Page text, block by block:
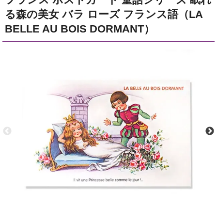
る森の美女 バラ ローズ フランス語（LA
BELLE AU BOIS DORMANT）